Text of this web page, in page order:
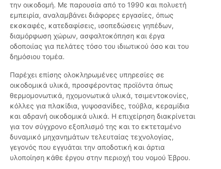
την οικοδομή. Με παρουσία από το 1990 και πολυετή
εμπειρία, αναλαμβάνει διάφορες εργασίες, όπως
εκσκαφές, κατεδαφίσεις, ισοπεδώσεις γηπέδων,
διαμόρφωση χώρων, ασφαλτοκόπηση και έργα
οδοποιίας για πελάτες τόσο του ιδιωτικού όσο και του
δημόσιου τομέα.
Παρέχει επίσης ολοκληρωμένες υπηρεσίες σε
οικοδομικά υλικά, προσφέροντας προϊόντα όπως
θερμομονωτικά, ηχομονωτικά υλικά, τσιμεντοκονίες,
κόλλες για πλακίδια, γυψοσανίδες, τούβλα, κεραμίδια
και αδρανή οικοδομικά υλικά. Η επιχείρηση διακρίνεται
για τον σύγχρονο εξοπλισμό της και το εκτεταμένο
δυναμικό μηχανημάτων τελευταίας τεχνολογίας,
γεγονός που εγγυάται την αποδοτική και άρτια
υλοποίηση κάθε έργου στην περιοχή του νομού Έβρου.